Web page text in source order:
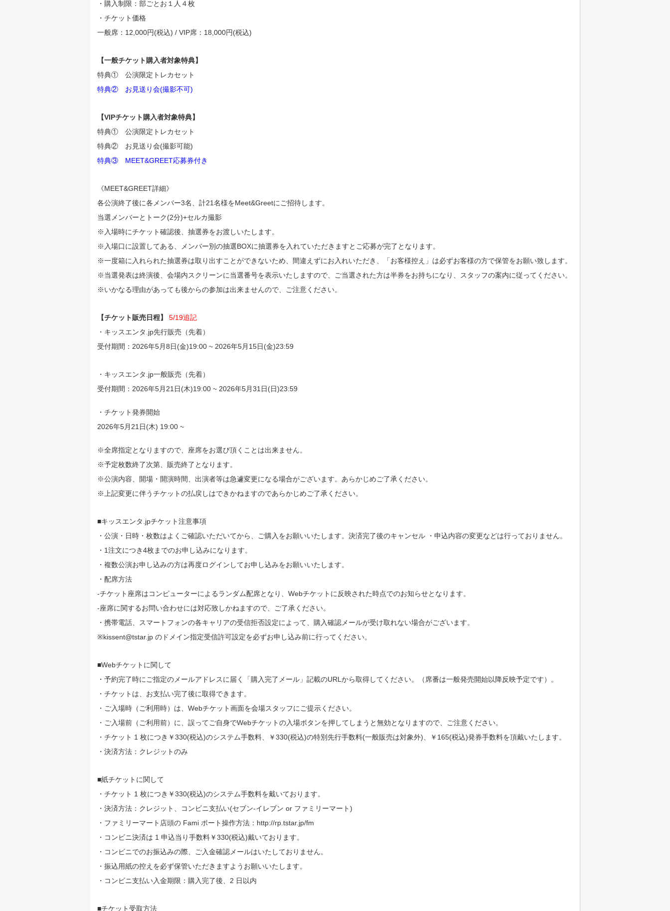
・購入制限：部ごとお１人４枚
・チケット価格
一般席：12,000円(税込) / VIP席：18,000円(税込)
【一般チケット購入者対象特典】
特典① 公演限定トレカセット
特典② お見送り会(撮影不可)
【VIPチケット購入者対象特典】
特典① 公演限定トレカセット
特典② お見送り会(撮影可能)
特典③ MEET&GREET応募券付き
《MEET&GREET詳細》
各公演終了後に各メンバー3名、計21名様をMeet&Greetにご招待します。
当選メンバーとトーク(2分)+セルカ撮影
※入場時にチケット確認後、抽選券をお渡しいたします。
※入場口に設置してある、メンバー別の抽選BOXに抽選券を入れていただきますとご応募が完了となります。
※一度箱に入れられた抽選券は取り出すことができないため、間違えずにお入れいただき、「お客様控え」は必ずお客様の方で保管をお願い致します。
※当選発表は終演後、会場内スクリーンに当選番号を表示いたしますので、ご当選された方は半券をお持ちになり、スタッフの案内に従ってください。
※いかなる理由があっても後からの参加は出来ませんので、ご注意ください。
【チケット販売日程】 5/19追記
・キッスエンタ.jp先行販売（先着）
受付期間：2026年5月8日(金)19:00 ~ 2026年5月15日(金)23:59
・キッスエンタ.jp一般販売（先着）
受付期間：2026年5月21日(木)19:00 ~ 2026年5月31日(日)23:59
・チケット発券開始
2026年5月21日(木) 19:00 ~
※全席指定となりますので、座席をお選び頂くことは出来ません。
※予定枚数終了次第、販売終了となります。
※公演内容、開場・開演時間、出演者等は急遽変更になる場合がございます。あらかじめご了承ください。
※上記変更に伴うチケットの払戻しはできかねますのであらかじめご了承ください。
■キッスエンタ.jpチケット注意事項
・公演・日時・枚数はよくご確認いただいてから、ご購入をお願いいたします。決済完了後のキャンセル ・申込内容の変更などは行っておりません。
・1注文につき4枚までのお申し込みになります。
・複数公演お申し込みの方は再度ログインしてお申し込みをお願いいたします。
・配席方法
-チケット座席はコンピューターによるランダム配席となり、Webチケットに反映された時点でのお知らせとなります。
-座席に関するお問い合わせには対応致しかねますので、ご了承ください。
・携帯電話、スマートフォンの各キャリアの受信拒否設定によって、購入確認メールが受け取れない場合がございます。
※kissent@tstar.jp のドメイン指定受信許可設定を必ずお申し込み前に行ってください。
■Webチケットに関して
・予約完了時にご指定のメールアドレスに届く「購入完了メール」記載のURLから取得してください。（席番は一般発売開始以降反映予定です）。
・チケットは、お支払い完了後に取得できます。
・ご入場時（ご利用時）は、Webチケット画面を会場スタッフにご提示ください。
・ご入場前（ご利用前）に、誤ってご自身でWebチケットの入場ボタンを押してしまうと無効となりますので、ご注意ください。
・チケット 1 枚につき￥330(税込)のシステム手数料、￥330(税込)の特別先行手数料(一般販売は対象外)、￥165(税込)発券手数料を頂戴いたします。
・決済方法：クレジットのみ
■紙チケットに関して
・チケット 1 枚につき￥330(税込)のシステム手数料を戴いております。
・決済方法：クレジット、コンビニ支払い(セブン-イレブン or ファミリーマート)
・ファミリーマート店頭の Fami ポート操作方法：http://rp.tstar.jp/fm
・コンビニ決済は 1 申込当り手数料￥330(税込)戴いております。
・コンビニでのお振込みの際、ご入金確認メールはいたしておりません。
・振込用紙の控えを必ず保管いただきますようお願いいたします。
・コンビニ支払い入金期限：購入完了後、2 日以内
■チケット受取方法